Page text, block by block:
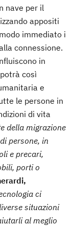
nave per il
appositi
immediato i
connessione.
in
così
e
le persone in
di vita
della migrazione
persone, in
e precari,
porti o
ci
situazioni
al meglio